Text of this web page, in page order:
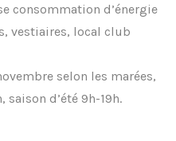
consommation d’énergie
vestiaires, local club
selon les marées,
saison d’été 9h-19h.